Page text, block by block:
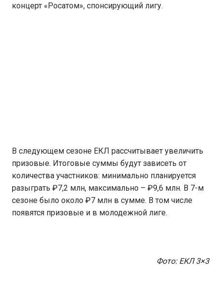
концерт «Росатом», спонсирующий лигу.
В следующем сезоне ЕКЛ рассчитывает увеличить
призовые. Итоговые суммы будут зависеть от
количества участников: минимально планируется
разыграть ₽7,2 млн, максимально – ₽9,6 млн. В 7-м
сезоне было около ₽7 млн в сумме. В том числе
появятся призовые и в молодежной лиге.
Фото: ЕКЛ 3×3